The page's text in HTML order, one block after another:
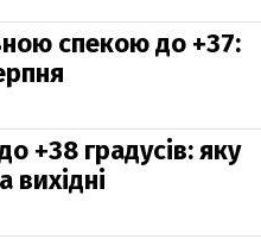
спекою до +37:
+38 градусів: яку
вихідні